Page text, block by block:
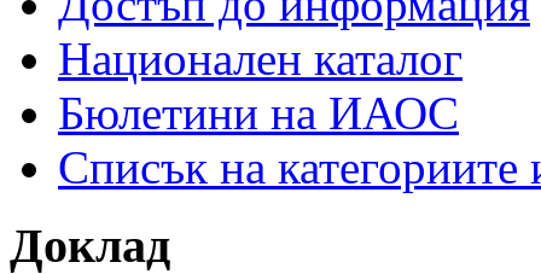
Национален каталог
Бюлетини на ИАОС
Списък на
Доклад